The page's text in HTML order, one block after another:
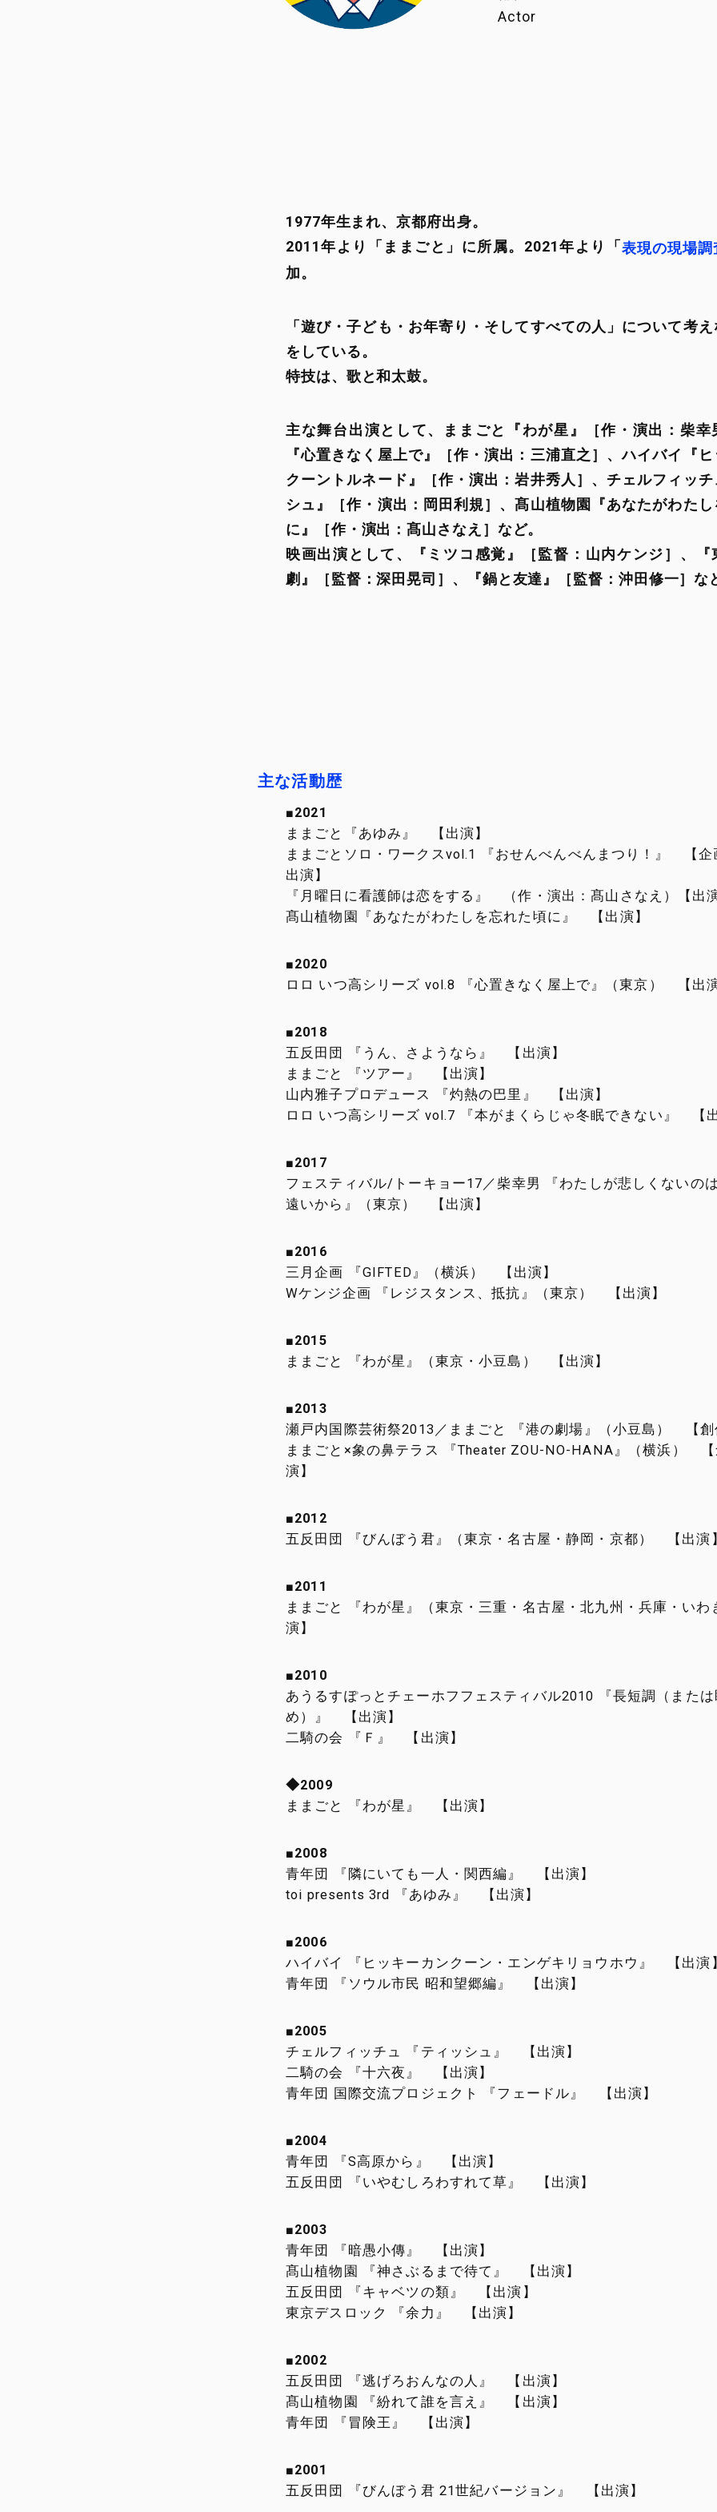
Actor
1977年生まれ、京都府出身。
2011年より「ままごと」に所属。2021年より「 表現の現場調
加。
「遊び・子ども・お年寄り・そしてすべての人」について考えながら演劇
をしている。
特技は、歌と和太鼓。
主な舞台出演として、ままごと『わが星』［作・演出：柴幸男］、ロロ
『心置きなく屋上で』
［作・演出： 三浦直之］、ハイバイ『
クーントルネード』
［作・演出：岩井秀人］、チェルフィッチ
シュ』
［作・演出： 岡田利規］、髙山植物園『あなたがわた
に』
［作・演出：髙山さなえ］など。
映画出演として、『ミツコ感覚』［監督：山内ケンジ］、『
劇』
［監督：深田晃司］、『鍋と友達』 ［監督： 沖田修一］な
主な活動歴
■2021
ままごと『あゆみ』 【出演】
ままごとソロ・ワークスvol.1 『おせんべんべんまつり！』 【企
出演】
『月曜日に看護師は恋をする』 （作・演出：髙山さなえ）【出演
髙山植物園『あなたがわたしを忘れた頃に』 【出演】
■2020
ロロ いつ高シリーズ vol.8 『心置きなく屋上で』（東京） 【出演
■2018
五反田団 『うん、さようなら』 【出演】
ままごと 『ツアー』 【出演】
山内雅子プロデュース 『灼熱の巴里』 【出演】
ロロ いつ高シリーズ vol.7 『本がまくらじゃ冬眠できない』 【出
■2017
フェスティバル/トーキョー17／柴幸男 『わたしが悲しくないの
遠いから』（東京） 【出演】
■2016
三月企画 『GIFTED』（横浜） 【出演】
Wケンジ企画 『レジスタンス、抵抗』（東京） 【出演】
■2015
ままごと 『わが星』（東京・小豆島） 【出演】
■2013
瀬戸内国際芸術祭2013／ままごと 『港の劇場』（小豆島） 【創
ままごと×象の鼻テラス 『Theater ZOU-NO-HANA』（横浜） 【
演】
■2012
五反田団 『びんぼう君』（東京・名古屋・静岡・京都） 【出演
■2011
ままごと 『わが星』（東京・三重・名古屋・北九州・兵庫・い
演】
■2010
あうるすぽっとチェーホフフェスティバル2010 『長短調（または
め）』 【出演】
二騎の会 『Ｆ』 【出演】
◆2009
ままごと 『わが星』 【出演】
■2008
青年団 『隣にいても一人・関西編』 【出演】
toi presents 3rd 『あゆみ』 【出演】
■2006
ハイバイ 『ヒッキーカンクーン・エンゲキリョウホウ』 【出演
青年団 『ソウル市民 昭和望郷編』 【出演】
■2005
チェルフィッチュ 『ティッシュ』 【出演】
二騎の会 『十六夜』 【出演】
青年団 国際交流プロジェクト 『フェードル』 【出演】
■2004
青年団 『S高原から』 【出演】
五反田団 『いやむしろわすれて草』 【出演】
■2003
青年団 『暗愚小傳』 【出演】
髙山植物園 『神さぶるまで待て』 【出演】
五反田団 『キャベツの類』 【出演】
東京デスロック 『余力』 【出演】
■2002
五反田団 『逃げろおんなの人』 【出演】
髙山植物園 『紛れて誰を言え』 【出演】
青年団 『冒険王』 【出演】
■2001
五反田団 『びんぼう君 21世紀バージョン』 【出演】